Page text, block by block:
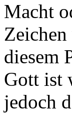
Macht
diesem
Gott ist
jedoch